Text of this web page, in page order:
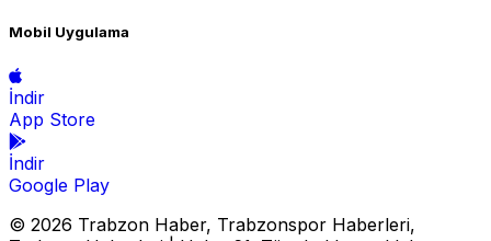
Mobil Uygulama
İndir
App Store
İndir
Google Play
© 2026 Trabzon Haber, Trabzonspor Haberleri,